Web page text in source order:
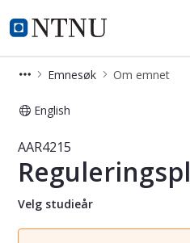
NTNU Hjemmeside
Studier
Emnesøk Om emnet
English
Emne -
AAR4215
Velg studieår